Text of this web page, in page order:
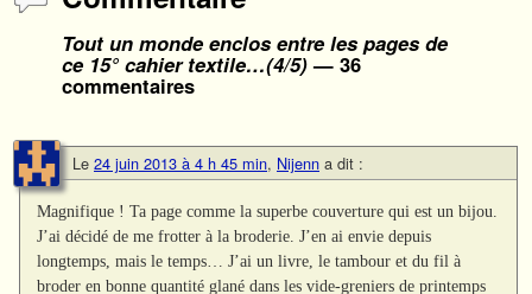
Tout un monde enclos entre les pages de
ce 15° cahier textile…(4/5)— 36
commentaires
Le 24 juin 2013 à 4 h 45 min, Nijenn a dit :
Magnifique ! Ta page comme la superbe couverture qui est un bijou.
J’ai décidé de me frotter à la broderie. J’en ai envie depuis
longtemps, mais le temps… J’ai un livre, le tambour et du fil à
broder en bonne quantité glané dans les vide-greniers de printemps